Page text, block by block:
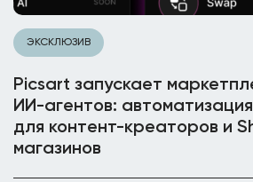
ЭКСКЛЮЗИВ
Picsart запускает
ИИ-агентов:
для контент-креаторов и
магазинов